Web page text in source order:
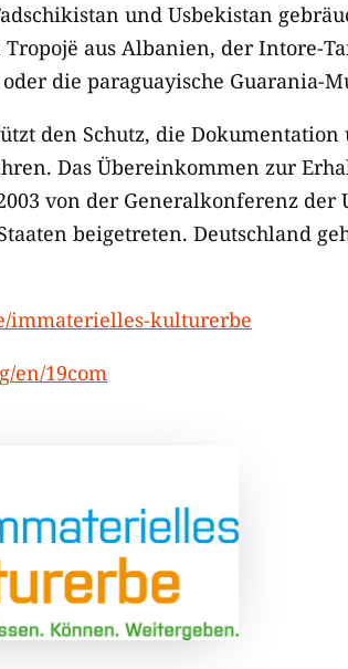
und Usbekistan
Tropojë aus Albanien, der Intore-
die paraguayische Guarania-
den Schutz, die
Das Übereinkommen zur
von der Generalkonferenz der
beigetreten. Deutschland
immaterielles-kulturerbe
en/19com